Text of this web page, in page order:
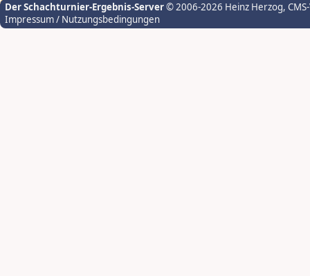
Der Schachturnier-Ergebnis-Server© 2006-2026 Heinz Herzog,
Impressum / Nutzungsbedingungen